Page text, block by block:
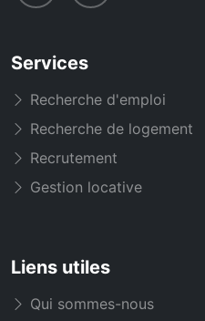
Services
Recherche d'emploi
Recherche de logement
Recrutement
Gestion locative
Liens utiles
Qui sommes-nous